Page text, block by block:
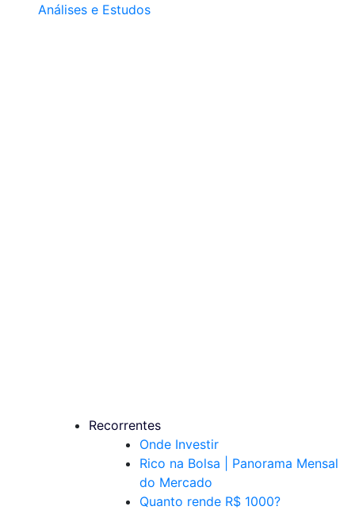
Análises e Estudos
Recorrentes
Onde Investir
Rico na Bolsa | Panorama Mensal
do Mercado
Quanto rende R$ 1000?